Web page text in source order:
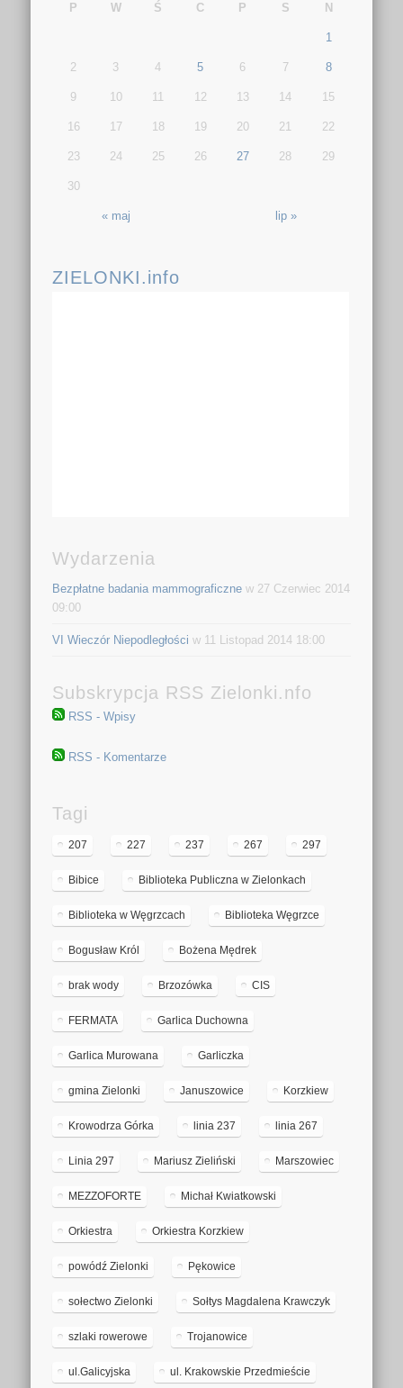
P W Ś C P S N
« maj lip »
1
2 3 4 5 6 7 8
9 10 11 12 13 14 15
16 17 18 19 20 21 22
23 24 25 26 27 28 29
30
ZIELONKI.info
Wydarzenia
Bezpłatne badania mammograficzne w 27 Czerwiec 2014
09:00
VI Wieczór Niepodległości w 11 Listopad 2014 18:00
Subskrypcja RSS Zielonki.nfo
RSS - Wpisy
RSS - Komentarze
Tagi
207 227 237 267 297
Bibice Biblioteka Publiczna w Zielonkach
Biblioteka w Węgrzcach Biblioteka Węgrzce
Bogusław Król Bożena Mędrek
brak wody Brzozówka CIS
FERMATA Garlica Duchowna
Garlica Murowana Garliczka
gmina Zielonki Januszowice Korzkiew
Krowodrza Górka linia 237 linia 267
Linia 297 Mariusz Zieliński Marszowiec
MEZZOFORTE Michał Kwiatkowski
Orkiestra Orkiestra Korzkiew
powódź Zielonki Pękowice
sołectwo Zielonki Sołtys Magdalena Krawczyk
szlaki rowerowe Trojanowice
ul.Galicyjska ul. Krakowskie Przedmieście